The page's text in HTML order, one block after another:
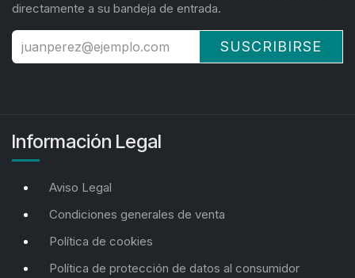
directamente a su bandeja de entrada.
SUSCRIBIRSE
Información Legal
Aviso Legal
Condiciones generales de venta
Política de cookies
Política de protección de datos al consumidor